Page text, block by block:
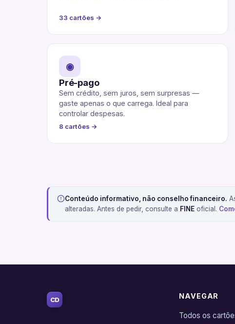
33 cartões →
◉
Pré-pago
Sem crédito, sem juros, sem surpresas —
gaste apenas o que carrega. Ideal para
controlar despesas.
8 cartões →
Conteúdo informativo, não conselho financeiro.
alteradas. Antes de pedir, consulte a FINE oficial.
CD NAVEGAR
Todos os